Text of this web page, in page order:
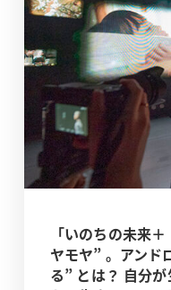
「いのちの未来
ヤモヤ” 。アンド
る” とは？ 自分